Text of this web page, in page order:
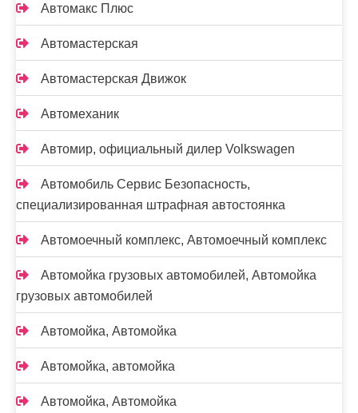
Автомакс Плюс
Автомастерская
Автомастерская Движок
Автомеханик
Автомир, официальный дилер Volkswagen
Автомобиль Сервис Безопасность,
специализированная штрафная автостоянка
Автомоечный комплекс, Автомоечный комплекс
Автомойка грузовых автомобилей, Автомойка
грузовых автомобилей
Автомойка, Автомойка
Автомойка, автомойка
Автомойка, Автомойка